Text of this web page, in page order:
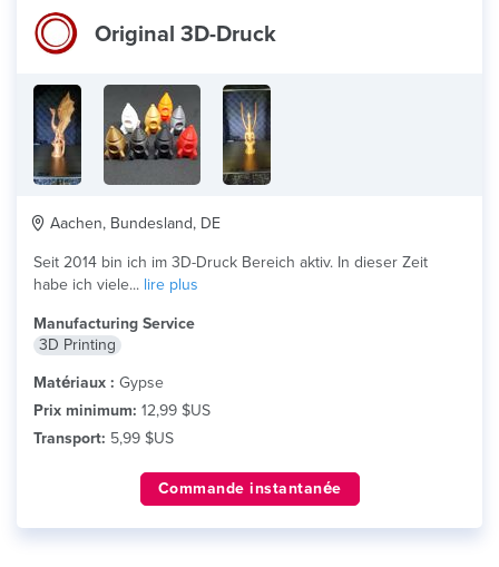
Original 3D-Druck
Aachen, Bundesland, DE
Seit 2014 bin ich im 3D-Druck Bereich aktiv. In dieser Zeit
habe ich viele... lire plus
Manufacturing Service
3D Printing
Matériaux : Gypse
Prix minimum: 12,99 $US
Transport: 5,99 $US
Commande instantanée